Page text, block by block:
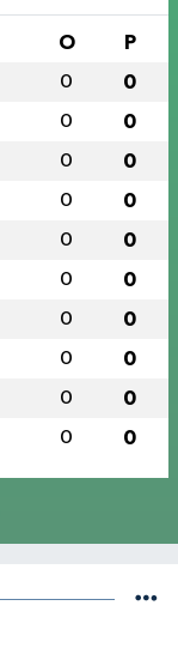
O P
0 0
0 0
0 0
0 0
0 0
0 0
0 0
0 0
0 0
0 0